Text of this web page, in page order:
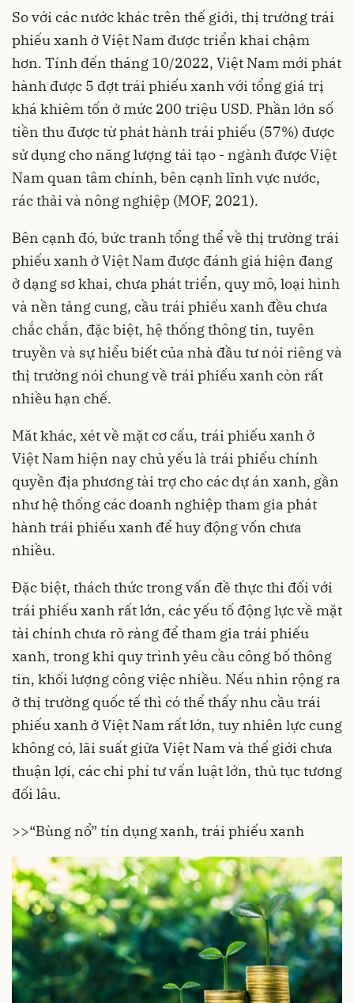
So với các nước khác trên thế giới, thị trường trái
phiếu xanh ở Việt Nam được triển khai chậm
hơn. Tính đến tháng 10/2022, Việt Nam mới phát
hành được 5 đợt trái phiếu xanh với tổng giá trị
khá khiêm tốn ở mức 200 triệu USD. Phần lớn số
tiền thu được từ phát hành trái phiếu (57%) được
sử dụng cho năng lượng tái tạo - ngành được Việt
Nam quan tâm chính, bên cạnh lĩnh vực nước,
rác thải và nông nghiệp (MOF, 2021).
Bên cạnh đó, bức tranh tổng thể về thị trường trái
phiếu xanh ở Việt Nam được đánh giá hiện đang
ở dạng sơ khai, chưa phát triển, quy mô, loại hình
và nền tảng cung, cầu trái phiếu xanh đều chưa
chắc chắn, đặc biệt, hệ thống thông tin, tuyên
truyền và sự hiểu biết của nhà đầu tư nói riêng và
thị trường nói chung về trái phiếu xanh còn rất
nhiều hạn chế.
Măt khác, xét về mặt cơ cấu, trái phiếu xanh ở
Việt Nam hiện nay chủ yếu là trái phiếu chính
quyền địa phương tài trợ cho các dự án xanh, gần
như hệ thống các doanh nghiệp tham gia phát
hành trái phiếu xanh để huy động vốn chưa
nhiều.
Đặc biệt, thách thức trong vấn đề thực thi đối với
trái phiếu xanh rất lớn, các yếu tố động lực về mặt
tài chính chưa rõ ràng để tham gia trái phiếu
xanh, trong khi quy trình yêu cầu công bố thông
tin, khối lượng công việc nhiều. Nếu nhìn rộng ra
ở thị trường quốc tế thì có thể thấy nhu cầu trái
phiếu xanh ở Việt Nam rất lớn, tuy nhiên lực cung
không có, lãi suất giữa Việt Nam và thế giới chưa
thuận lợi, các chi phí tư vấn luật lớn, thủ tục tương
đối lâu.
>>“Bùng nổ” tín dụng xanh, trái phiếu xanh